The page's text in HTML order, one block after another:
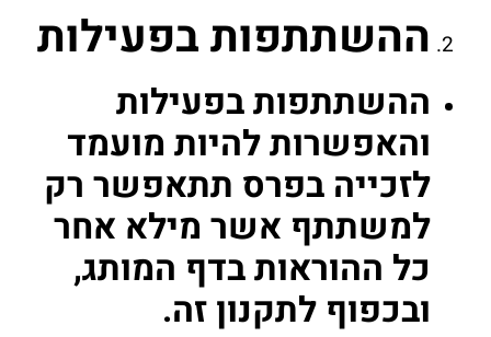
ההשתתפות בפעילות
ההשתתפות בפעילות
והאפשרות להיות מועמד
לזכייה בפרס תתאפשר רק
למשתתף אשר מילא אחר
כל ההוראות בדף המותג,
ובכפוף לתקנון זה.